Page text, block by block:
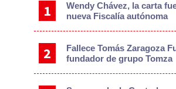
Wendy Chávez, la carta
nueva Fiscalía autónoma
Fallece Tomás Zaragoza
fundador de grupo Tomza